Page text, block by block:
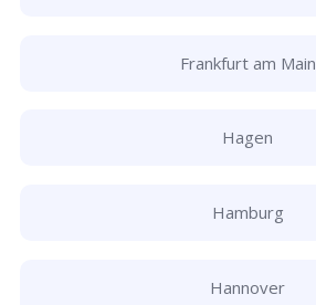
Frankfurt am Main
Hagen
Hamburg
Hannover